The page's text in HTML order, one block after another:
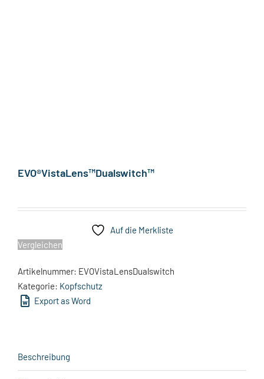
EVO®VistaLens™Dualswitch™
Auf die Merkliste
Vergleichen
Artikelnummer: EVOVistaLensDualswitch
Kategorie: Kopfschutz
Export as Word
Beschreibung